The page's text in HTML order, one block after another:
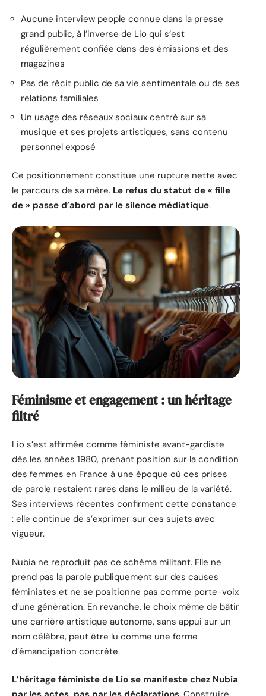
Aucune interview people connue dans la presse
grand public, à l’inverse de Lio qui s’est
régulièrement confiée dans des émissions et des
magazines
Pas de récit public de sa vie sentimentale ou de ses
relations familiales
Un usage des réseaux sociaux centré sur sa
musique et ses projets artistiques, sans contenu
personnel exposé
Ce positionnement constitue une rupture nette avec
le parcours de sa mère. Le refus du statut de « fille
de » passe d’abord par le silence médiatique.
Féminisme et engagement : un héritage
filtré
Lio s’est affirmée comme féministe avant-gardiste
dès les années 1980, prenant position sur la condition
des femmes en France à une époque où ces prises
de parole restaient rares dans le milieu de la variété.
Ses interviews récentes confirment cette constance
: elle continue de s’exprimer sur ces sujets avec
vigueur.
Nubia ne reproduit pas ce schéma militant. Elle ne
prend pas la parole publiquement sur des causes
féministes et ne se positionne pas comme porte-voix
d’une génération. En revanche, le choix même de bâtir
une carrière artistique autonome, sans appui sur un
nom célèbre, peut être lu comme une forme
d’émancipation concrète.
L’héritage féministe de Lio se manifeste chez Nubia